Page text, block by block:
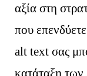
αξία στη
που
alt text σας
κατάταξη των